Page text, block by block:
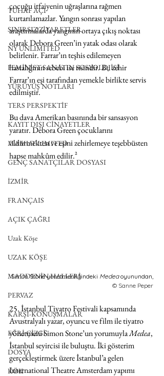
TUHAF AÇI
SINIRSIZ ZİYARETLER
NY UNLIMITED
FEMİNİST SANATIN SOSYOLOJİSİ
YÜRÜYÜŞ NOTLARI
TERS PERSPEKTİF
KAYIT DIŞI CİNAYETLER
MAMUT LIMITED
GENÇ SANATÇILAR DOSYASI
İZMİR
FRANÇAIS
AÇIK ÇAĞRI
Uzak Köşe
UZAK KÖŞE
MADDENİN HALLERİ
PERVAZ
KARŞI-KONUŞMALAR
EĞRİ ÇİZGİ
DOSYA
KÖK
çocuğu itfaiyenin uğraşlarına rağmen
kurtarılamazlar. Yangın sonrası yapılan
araştırmalarda yangının ortaya çıkış noktası
olarak Debora Green’in yatak odası olarak
belirlenir. Farrar’ın teşhis edilemeyen
hastalığının sebebi ise risindir. Bu zehir
Farrar’ın eşi tarafından yemekle birlikte servis
edilmiştir.
Bu dava Amerikan basınında bir sansasyon
yaratır. Debora Green çocuklarını
öldürmekten ve eşini zehirlemeye teşebbüsten
hapse mahkûm edilir.²
Simon Stone yönetmenliğindeki Medea oyunundan,
© Sanne Peper
25. İstanbul Tiyatro Festivali kapsamında
Avustralyalı yazar, oyuncu ve film ile tiyatro
yönetmeni Simon Stone’un yorumuyla Medea,
İstanbul seyircisi ile buluştu. İki gösterim
gerçekleştirmek üzere İstanbul’a gelen
International Theatre Amsterdam yapımı